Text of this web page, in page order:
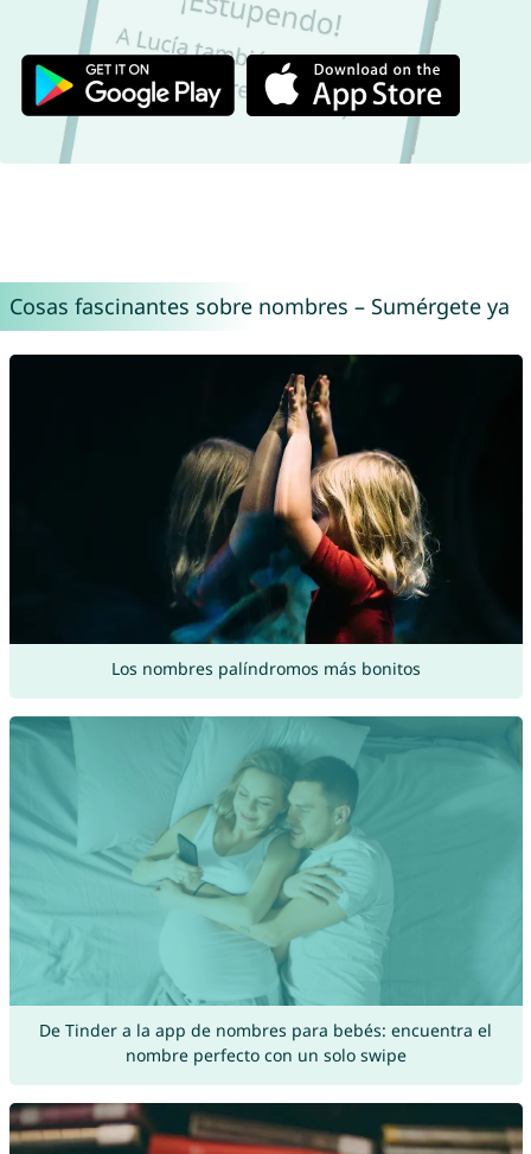
Cosas fascinantes sobre nombres – Sumérgete ya
Los nombres palíndromos más bonitos
De Tinder a la app de nombres para bebés: encuentra el
nombre perfecto con un solo swipe